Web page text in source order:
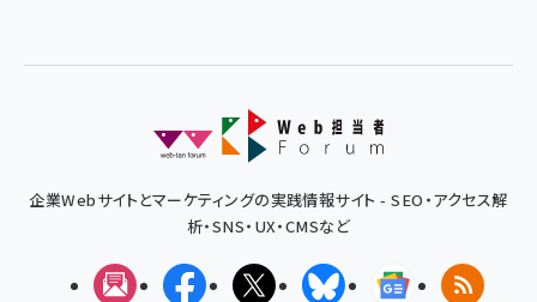
企業Webサイトとマーケティングの実践情報サイト - SEO・アクセス解
析・SNS・UX・CMSなど
メルマガFacebookX(エックス)BlueskyGoogleニュ
RSS